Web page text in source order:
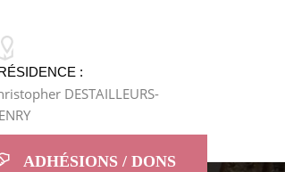
:
DESTAILLEURS-
ADHÉSIONS / DONS